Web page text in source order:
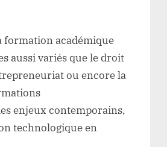
formation académique
aussi variés que le droit
ou encore la
enjeux contemporains,
technologique en